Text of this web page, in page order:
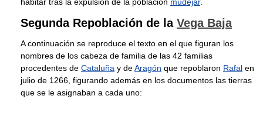
Segunda Repoblación de la Vega Baja
A continuación se reproduce el texto en el que figuran los
nombres de los cabeza de familia de las 42 familias
procedentes de Cataluña y deAragón que repoblaron Rafal en
julio de 1266, figurando además en los documentos las tierras
que se le asignaban a cada uno: